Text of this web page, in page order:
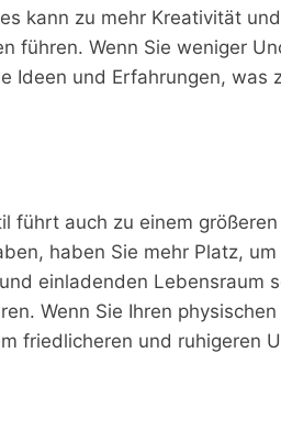
kann zu mehr Kreativität
führen. Wenn Sie weniger
Ideen und Erfahrungen, was
führt auch zu einem
haben Sie mehr Platz,
einladenden Lebensraum
Wenn Sie Ihren
friedlicheren und ruhigeren